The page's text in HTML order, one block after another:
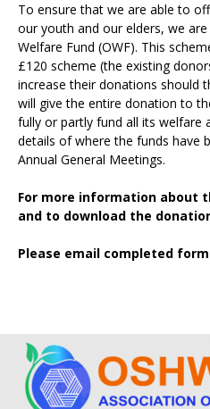
To ensure that we are able to
our youth and our elders, we
Welfare Fund (OWF). This
£120 scheme (the existing
increase their donations should
will give the entire donation to
fully or partly fund all its welfare
details of where the funds have
Annual General Meetings.
For more information about
and to download the
Please email completed